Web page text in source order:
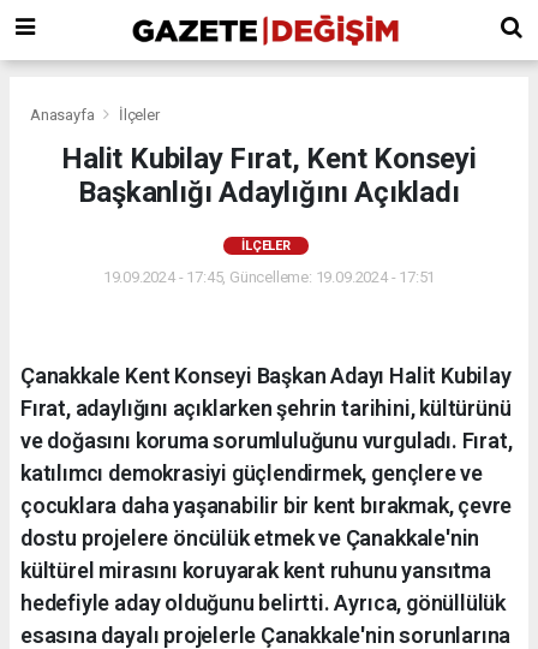
Anasayfa İlçeler
Halit Kubilay Fırat, Kent Konseyi
Başkanlığı Adaylığını Açıkladı
İLÇELER
19.09.2024 - 17:45, Güncelleme: 19.09.2024 - 17:51
Çanakkale Kent Konseyi Başkan Adayı Halit Kubilay
Fırat, adaylığını açıklarken şehrin tarihini, kültürünü
ve doğasını koruma sorumluluğunu vurguladı. Fırat,
katılımcı demokrasiyi güçlendirmek, gençlere ve
çocuklara daha yaşanabilir bir kent bırakmak, çevre
dostu projelere öncülük etmek ve Çanakkale'nin
kültürel mirasını koruyarak kent ruhunu yansıtma
hedefiyle aday olduğunu belirtti. Ayrıca, gönüllülük
esasına dayalı projelerle Çanakkale'nin sorunlarına